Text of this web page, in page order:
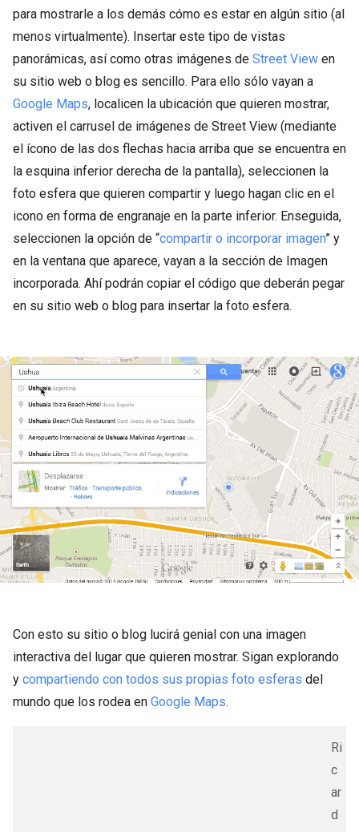
para mostrarle a los demás cómo es estar en algún sitio (al
menos virtualmente). Insertar este tipo de vistas
panorámicas, así como otras imágenes de Street View en
su sitio web o blog es sencillo. Para ello sólo vayan a
Google Maps, localicen la ubicación que quieren mostrar,
activen el carrusel de imágenes de Street View (mediante
el ícono de las dos flechas hacia arriba que se encuentra en
la esquina inferior derecha de la pantalla), seleccionen la
foto esfera que quieren compartir y luego hagan clic en el
icono en forma de engranaje en la parte inferior. Enseguida,
seleccionen la opción de “compartir o incorporar imagen” y
en la ventana que aparece, vayan a la sección de Imagen
incorporada. Ahí podrán copiar el código que deberán pegar
en su sitio web o blog para insertar la foto esfera.
Con esto su sitio o blog lucirá genial con una imagen
interactiva del lugar que quieren mostrar. Sigan explorando
y compartiendo con todos sus propias foto esferas del
mundo que los rodea en Google Maps.
Ri
c
ar
d